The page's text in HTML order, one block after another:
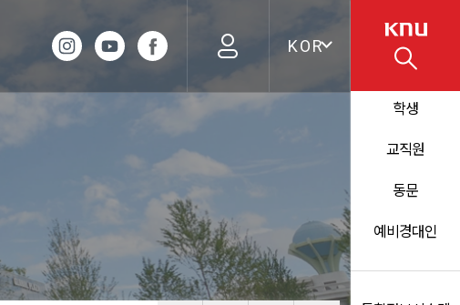
KOR
학생
교직원
동문
예비경대인